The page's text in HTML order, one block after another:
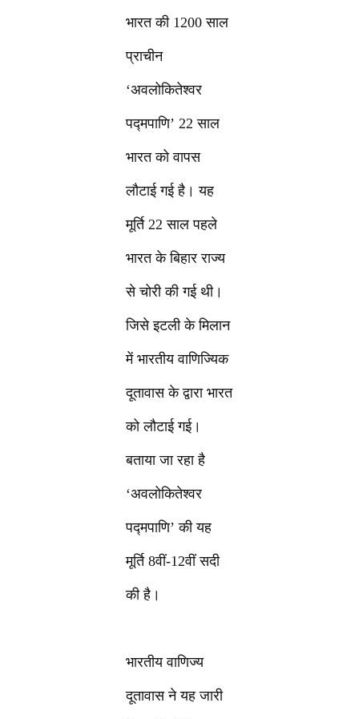
भारत की 1200 साल
प्राचीन
‘अवलोकितेश्वर
पद्मपाणि’ 22 साल
भारत को वापस
लौटाई गई है। यह
मूर्ति 22 साल पहले
भारत के बिहार राज्य
से चोरी की गई थी।
जिसे इटली के मिलान
में भारतीय वाणिज्यिक
दूतावास के द्वारा भारत
को लौटाई गई।
बताया जा रहा है
‘अवलोकितेश्वर
पद्मपाणि’ की यह
मूर्ति 8वीं-12वीं सदी
की है।
भारतीय वाणिज्य
दूतावास ने यह जारी